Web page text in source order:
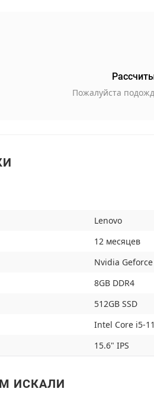
Пожалуйста
Lenovo
12 месяцев
Nvidia Geforce
8GB DDR4
512GB SSD
Intel Core i5-
15.6" IPS
ИСКАЛИ